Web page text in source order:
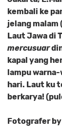
kembali ke
jelang malam
Laut Jawa di
mercusuar
kapal yang
lampu warna-
hari. Laut ku
berkarya!
Fotografer